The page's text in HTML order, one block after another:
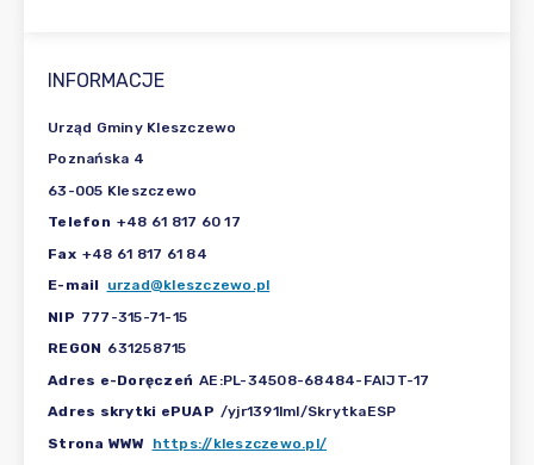
INFORMACJE
Urząd Gminy Kleszczewo
Poznańska 4
63-005 Kleszczewo
Telefon +48 61 817 60 17
Fax +48 61 817 61 84
E-mail
urzad@kleszczewo.pl
NIP 777-315-71-15
REGON 631258715
Adres e-Doręczeń AE:PL-34508-68484-FAIJT-17
Adres skrytki ePUAP /yjr1391lml/SkrytkaESP
Strona WWW https://kleszczewo.pl/